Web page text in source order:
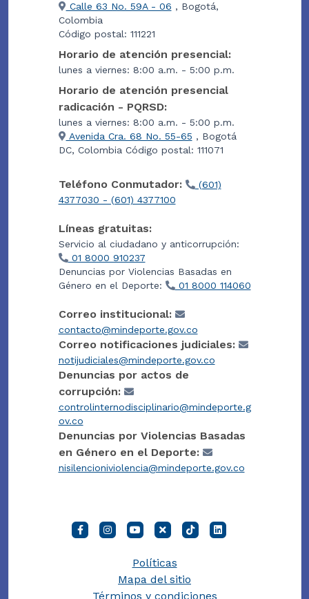
Calle 63 No. 59A - 06 , Bogotá,
Colombia
Código postal: 111221
Horario de atención presencial:
lunes a viernes: 8:00 a.m. - 5:00 p.m.
Horario de atención presencial
radicación - PQRSD:
lunes a viernes: 8:00 a.m. - 5:00 p.m.
Avenida Cra. 68 No. 55-65 , Bogotá
DC, Colombia Código postal: 111071
Teléfono Conmutador:
(601)
4377030 - (601) 4377100
Líneas gratuitas:
Servicio al ciudadano y anticorrupción:
01 8000 910237
Denuncias por Violencias Basadas en
Género en el Deporte:
01 8000 114060
Correo institucional:
contacto@mindeporte.gov.co
Correo notificaciones judiciales:
notijudiciales@mindeporte.gov.co
Denuncias por actos de
corrupción:
controlinternodisciplinario@mindeporte.g
ov.co
Denuncias por Violencias Basadas
en Género en el Deporte:
nisilencioniviolencia@mindeporte.gov.co
Políticas
Mapa del sitio
Términos y condiciones